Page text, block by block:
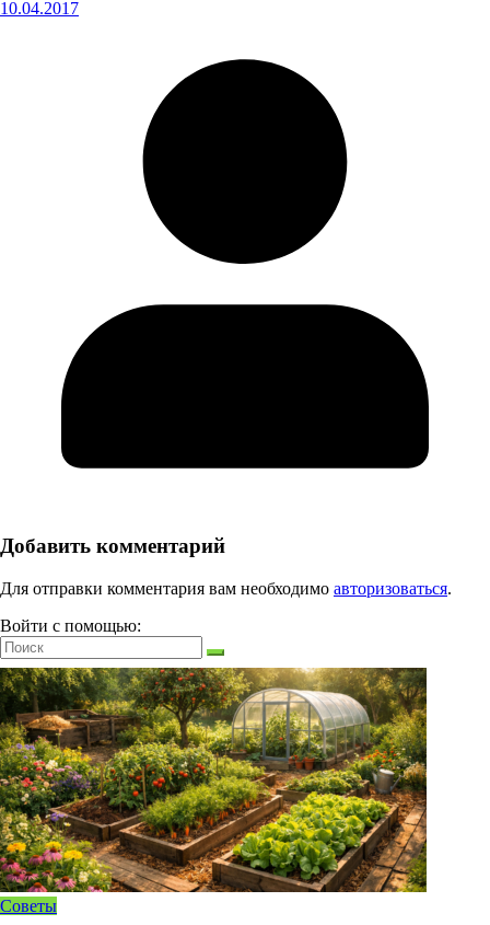
10.04.2017
Добавить комментарий
Для отправки комментария вам необходимо авторизоваться.
Войти с помощью:
Советы